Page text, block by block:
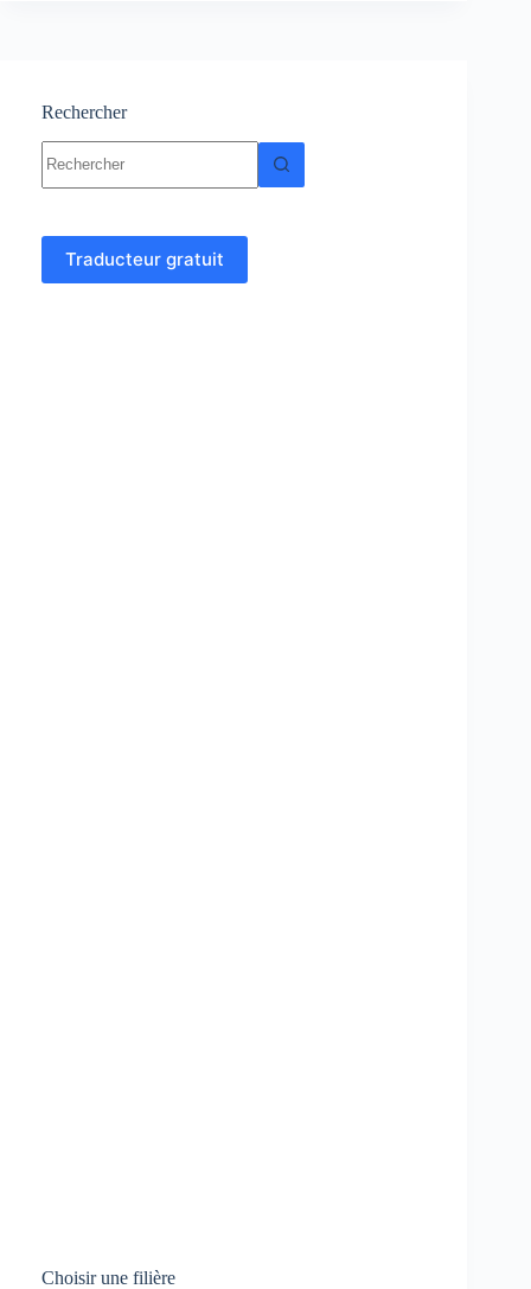
Rechercher
résultat
Traducteur gratuit
Choisir une filière